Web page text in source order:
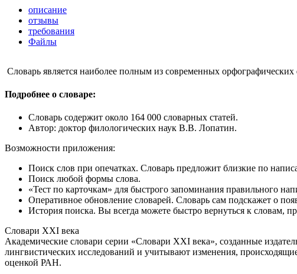
описание
отзывы
требования
Файлы
Словарь является наиболее полным из современных
Подробнее о словаре:
Словарь содержит около 164 000 словарных статей.
Автор: доктор филологических наук В.В. Лопатин.
Возможности приложения:
Поиск слов при опечатках. Словарь предложит близкие по
Поиск любой формы слова.
«Тест по карточкам» для быстрого запоминания правильного
Оперативное обновление словарей. Словарь сам подскажет о
История поиска. Вы всегда можете быстро вернуться к словам,
Словари XXI века
Академические словари серии «Словари XXI века», созданные
лингвистических исследований и учитывают изменения,
оценкой РАН.